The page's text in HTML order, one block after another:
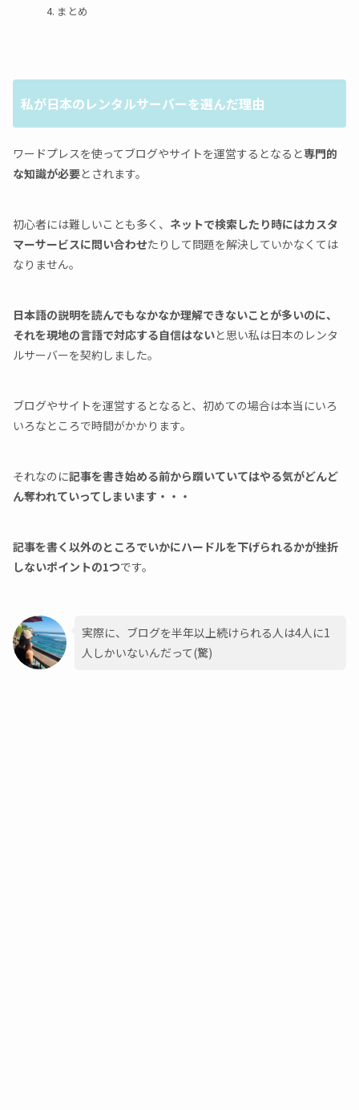
まとめ
私が日本のレンタルサーバーを選んだ理由
ワードプレスを使ってブログやサイトを運営するとなると専門的
な知識が必要とされます。
初心者には難しいことも多く、 ネットで検索したり時にはカスタ
マーサービスに問い合わせたりして問題を解決していかなくては
なりません。
日本語の説明を読んでもなかなか理解できないことが多いのに、
それを現地の言語で対応する自信はないと思い私は日本のレンタ
ルサーバーを契約しました。
ブログやサイトを運営するとなると、初めての場合は本当にいろ
いろなところで時間がかかります。
それなのに記事を書き始める前から躓いていてはやる気がどんど
ん奪われていってしまいます・・・
記事を書く以外のところでいかにハードルを下げられるかが挫折
しないポイントの1つです。
実際に、ブログを半年以上続けられる人は4人に1
人しかいないんだって(驚)